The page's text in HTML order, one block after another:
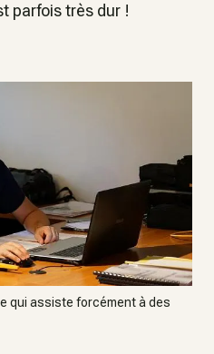
parfois très dur !
qui assiste forcément à des